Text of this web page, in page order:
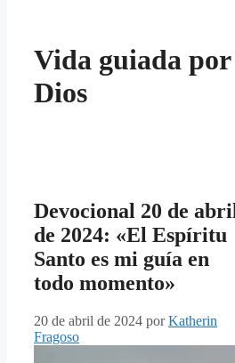
Vida guiada por
Dios
Devocional 20 de abril
de 2024: «El Espíritu
Santo es mi guía en
todo momento»
20 de abril de 2024 porKatherin
Fragoso